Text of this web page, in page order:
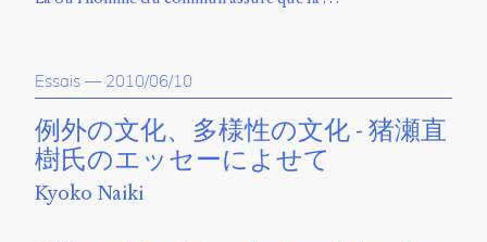
Essais — 2010/06/10
例外の文化、多様性の文化 - 猪瀬直
樹氏のエッセーによせて
Kyoko Naiki